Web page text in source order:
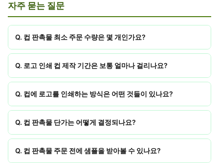
자주 묻는 질문
Q. 컵 판촉물 최소 주문 수량은 몇 개인가요?
Q. 로고 인쇄 컵 제작 기간은 보통 얼마나 걸리나요?
Q. 컵에 로고를 인쇄하는 방식은 어떤 것들이 있나요?
Q. 컵 판촉물 단가는 어떻게 결정되나요?
Q. 컵 판촉물 주문 전에 샘플을 받아볼 수 있나요?